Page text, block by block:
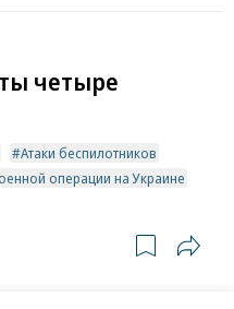
четыре
Атаки беспилотников
операции на Украине